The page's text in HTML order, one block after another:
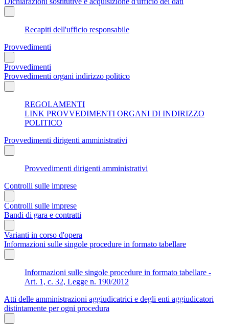
Recapiti dell'ufficio responsabile
Provvedimenti
Provvedimenti
Provvedimenti organi indirizzo politico
REGOLAMENTI
LINK PROVVEDIMENTI ORGANI DI INDIRIZZO
POLITICO
Provvedimenti dirigenti amministrativi
Provvedimenti dirigenti amministrativi
Controlli sulle imprese
Controlli sulle imprese
Bandi di gara e contratti
Varianti in corso d'opera
Informazioni sulle singole procedure in formato tabellare
Informazioni sulle singole procedure in formato tabellare -
Art. 1, c. 32, Legge n. 190/2012
Atti delle amministrazioni aggiudicatrici e degli enti aggiudicatori
distintamente per ogni procedura